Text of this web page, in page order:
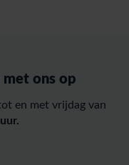
ons op
en met vrijdag van